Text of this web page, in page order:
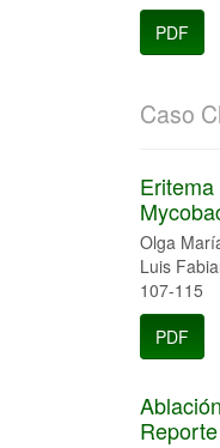
PDF
Caso
Olga
Luis
107-115
PDF